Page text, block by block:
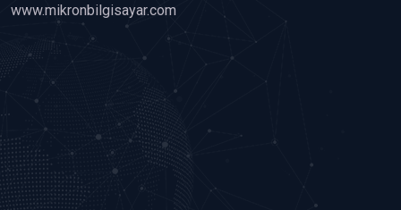
www.mikronbilgisayar.com